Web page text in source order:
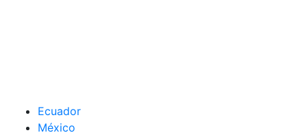
Ecuador
México